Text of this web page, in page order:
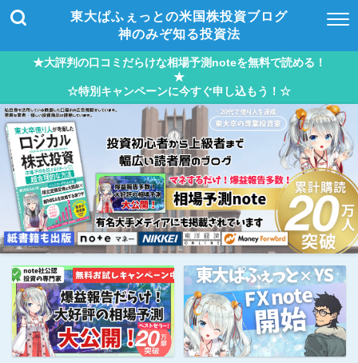
東大ぱふぇっとの米国株投資ブログ
神のみぞ知る投資法
★大評判の口コミだらけな相場予測noteを無料で読める！
★
☆特別キャンペーンに今すぐ申し込もう！☆